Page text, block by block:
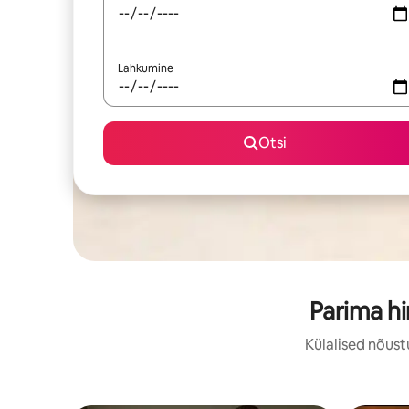
Lahkumine
Otsi
Parima
Külalised